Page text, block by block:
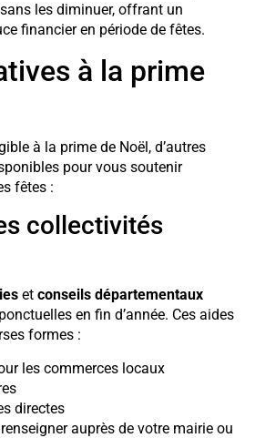
les diminuer, offrant un
financier en période de fêtes.
à la prime
à la prime de Noël, d’autres
pour vous soutenir
fêtes :
collectivités
et conseils départementaux
en fin d’année. Ces aides
formes :
les commerces locaux
directes
auprès de votre mairie ou